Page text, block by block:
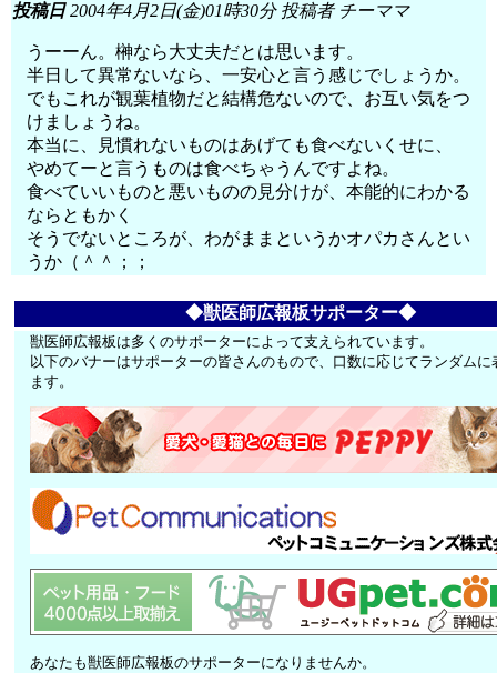
投稿日2004年4月2日(金)01時30分 投稿者 チーママ
うーーん。榊なら大丈夫だとは思います。
半日して異常ないなら、一安心と言う感じでしょうか。
でもこれが観葉植物だと結構危ないので、お互い気をつ
けましょうね。
本当に、見慣れないものはあげても食べないくせに、
やめてーと言うものは食べちゃうんですよね。
食べていいものと悪いものの見分けが、本能的にわかる
ならともかく
そうでないところが、わがままというかオパカさんとい
うか（＾＾；；
◆獣医師広報板サポーター◆
獣医師広報板は多くのサポーターによって支えられています。
以下のバナーはサポーターの皆さんのもので、口数に応じてランダムに
ます。
あなたも獣医師広報板のサポーターになりませんか。